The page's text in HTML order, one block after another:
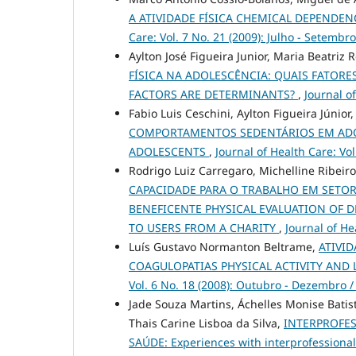
A ATIVIDADE FÍSICA CHEMICAL
Care: Vol. 7 No. 21 (2009): Julho -
Aylton José Figueira Junior, Maria Beatriz
FÍSICA NA ADOLESCÊNCIA: QUAIS
FACTORS ARE DETERMINANTS? , Journal
Fabio Luis Ceschini, Aylton Figueira
COMPORTAMENTOS SEDENTÁRIOS EM
ADOLESCENTS , Journal of Health Care:
Rodrigo Luiz Carregaro, Michelline
CAPACIDADE PARA O TRABALHO EM
BENEFICENTE PHYSICAL EVALUATION OF
TO USERS FROM A CHARITY , Journal of
Luís Gustavo Normanton Beltrame,
COAGULOPATIAS PHYSICAL ACTIVITY
Vol. 6 No. 18 (2008): Outubro - Dezembro /
Jade Souza Martins, Áchelles Monise
Thais Carine Lisboa da Silva,
SAÚDE: Experiences with